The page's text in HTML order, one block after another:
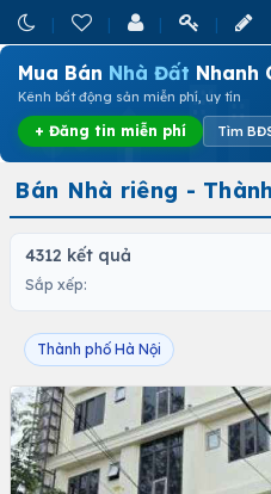
Mua Bán Nhà Đất Nhanh
Kênh bất động sản miễn phí, uy tín
+ Đăng tin miễn phí Tìm
Bán Nhà riêng -
4312 kết quả
Sắp xếp:
Thành phố Hà Nội